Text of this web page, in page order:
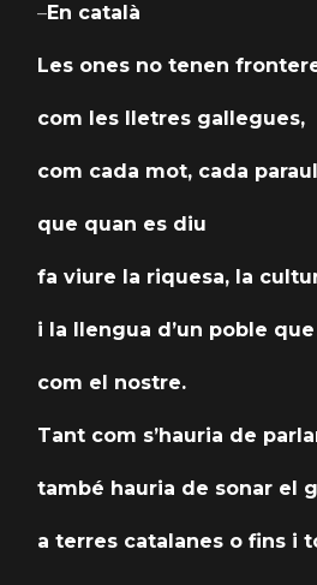
–En català
Les ones no tenen
com les lletres gallegues,
com cada mot, cada
que quan es diu
fa viure la riquesa, la
i la llengua d’un poble
com el nostre.
Tant com s’hauria de
també hauria de sonar el
a terres catalanes o fins i